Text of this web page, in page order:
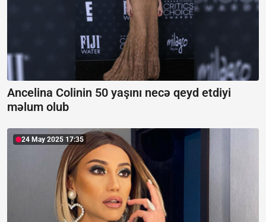
Ancelina Colinin 50 yaşını necə qeyd etdiyi
məlum olub
24 May 2025 17:35